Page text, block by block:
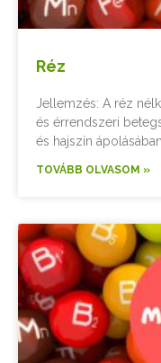
Réz
Jellemzés: A réz
és érrendszeri
és hajszín
TOVÁBB OLVASOM »